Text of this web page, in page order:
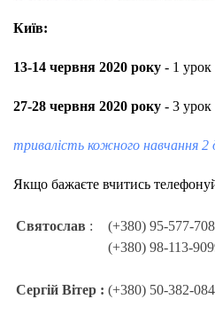
Київ:
13-14 червня 2020 року - 1
27-28 червня 2020 року - 3 урок
тривалість кожного навчання 2
Якщо бажаєте вчитись
Святослав :
(+380) 95-577-
(+380) 98-113-
Сергій Вітер : (+380) 50-382-